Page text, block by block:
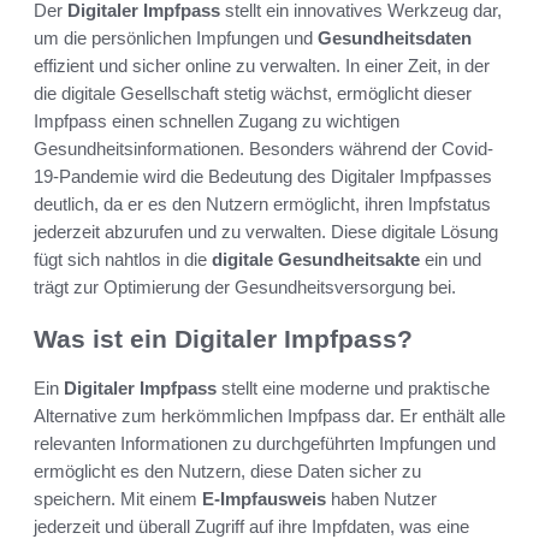
Der Digitaler Impfpass stellt ein innovatives Werkzeug dar,
um die persönlichen Impfungen und Gesundheitsdaten
effizient und sicher online zu verwalten. In einer Zeit, in der
die digitale Gesellschaft stetig wächst, ermöglicht dieser
Impfpass einen schnellen Zugang zu wichtigen
Gesundheitsinformationen. Besonders während der Covid-
19-Pandemie wird die Bedeutung des Digitaler Impfpasses
deutlich, da er es den Nutzern ermöglicht, ihren Impfstatus
jederzeit abzurufen und zu verwalten. Diese digitale Lösung
fügt sich nahtlos in die digitale Gesundheitsakte ein und
trägt zur Optimierung der Gesundheitsversorgung bei.
Was ist ein Digitaler Impfpass?
Ein Digitaler Impfpass stellt eine moderne und praktische
Alternative zum herkömmlichen Impfpass dar. Er enthält alle
relevanten Informationen zu durchgeführten Impfungen und
ermöglicht es den Nutzern, diese Daten sicher zu
speichern. Mit einem E-Impfausweis haben Nutzer
jederzeit und überall Zugriff auf ihre Impfdaten, was eine